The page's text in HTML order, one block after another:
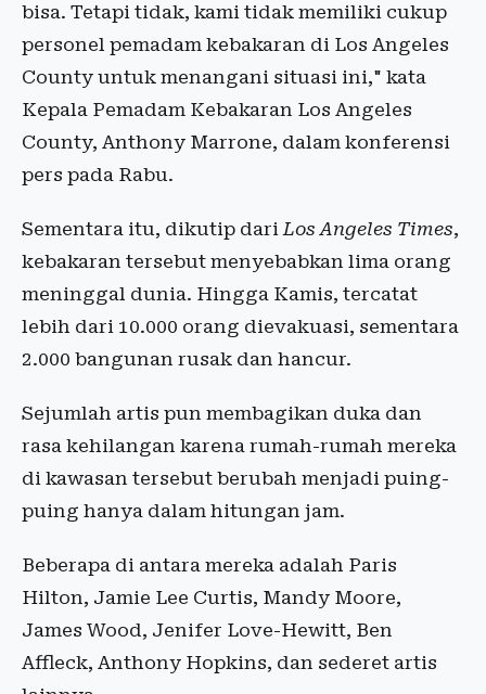
bisa. Tetapi tidak, kami tidak memiliki cukup
personel pemadam kebakaran di Los Angeles
County untuk menangani situasi ini," kata
Kepala Pemadam Kebakaran Los Angeles
County, Anthony Marrone, dalam konferensi
pers pada Rabu.
Sementara itu, dikutip dariLos Angeles Times,
kebakaran tersebut menyebabkan lima orang
meninggal dunia. Hingga Kamis, tercatat
lebih dari 10.000 orang dievakuasi, sementara
2.000 bangunan rusak dan hancur.
Sejumlah artis pun membagikan duka dan
rasa kehilangan karena rumah-rumah mereka
di kawasan tersebut berubah menjadi puing-
puing hanya dalam hitungan jam.
Beberapa di antara mereka adalah Paris
Hilton, Jamie Lee Curtis, Mandy Moore,
James Wood, Jenifer Love-Hewitt, Ben
Affleck, Anthony Hopkins, dan sederet artis